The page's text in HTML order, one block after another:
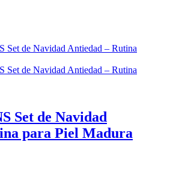
Set de Navidad
para Piel Madura